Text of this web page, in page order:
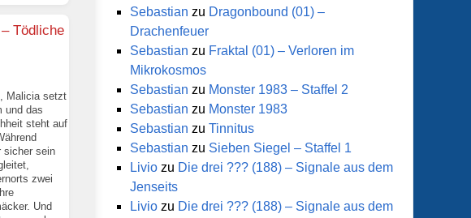
Tödliche
Malicia setzt
und das
steht auf
sicher sein
zwei
Und
Sebastian zu Dragonbound (01) –
Drachenfeuer
Sebastian zu Fraktal (01) – Verloren im
Mikrokosmos
Sebastian zu Monster 1983 – Staffel 2
Sebastian zu Monster 1983
Sebastian zu Tinnitus
Sebastian zu Sieben Siegel – Staffel 1
Livio zu Die drei ??? (188) – Signale aus dem
Jenseits
Livio zu Die drei ??? (188) – Signale aus dem